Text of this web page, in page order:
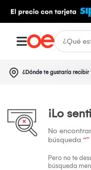
¿Dónde te gustaría recibir
¡Lo
No
búsqueda “”
Pero no te
búsqueda